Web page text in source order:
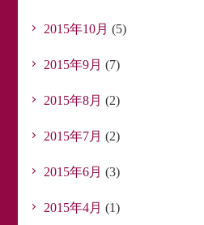
2015年10月 (5)
2015年9月 (7)
2015年8月 (2)
2015年7月 (2)
2015年6月 (3)
2015年4月 (1)